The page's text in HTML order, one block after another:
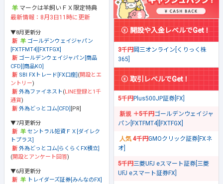
マークは羊飼いＦＸ限定特典
最新情報：8月3日11時に更新
▼8月更新分
ゴールデンウェイジャパン
[FXTFMT4][FXTFGX]
ゴールデンウェイジャパン[商品
CFD][商品KO]
SBI FXトレード[FX口座] (開設とエ
ントリー)
外為ファイネスト(LINE登録と1千
通貨)
外為どっとコム[CFD] [PR]
▼7月更新分
セントラル短資ＦＸ[ダイレク
トプラス]
外為どっとコム[らくらくFX積立]
(開設とアンケート回答)
▼6月更新分
トレイダーズ証券[みんなのFX]
開設や入金レベルでGet！
3千円岡三オンライン[くりっく株
365]
取引レベルでGet！
5千円Plus500JP証券[FX]
＋5千円ゴールデンウェイジャ
パン[FXTFMT4][FXTFGX]
4千円GMOクリック証券[FXネ
オ]
5千円三菱UFJ eスマート証券[三菱
UFJ eスマート証券FX]